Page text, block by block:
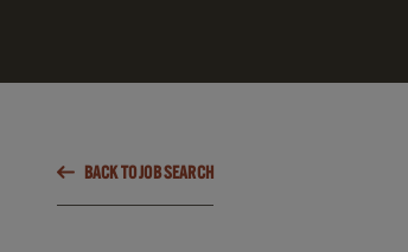
BACK TO JOB SEARCH